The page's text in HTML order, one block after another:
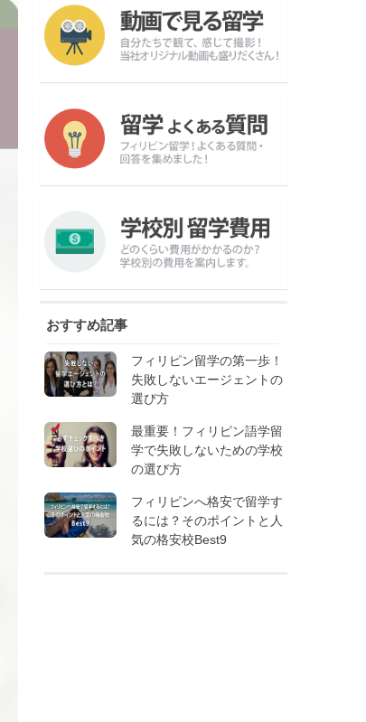
おすすめ記事
フィリピン留学の第一歩！
失敗しないエージェントの
選び方
最重要！フィリピン語学留
学で失敗しないための学校
の選び方
フィリピンへ格安で留学す
るには？そのポイントと人
気の格安校Best9